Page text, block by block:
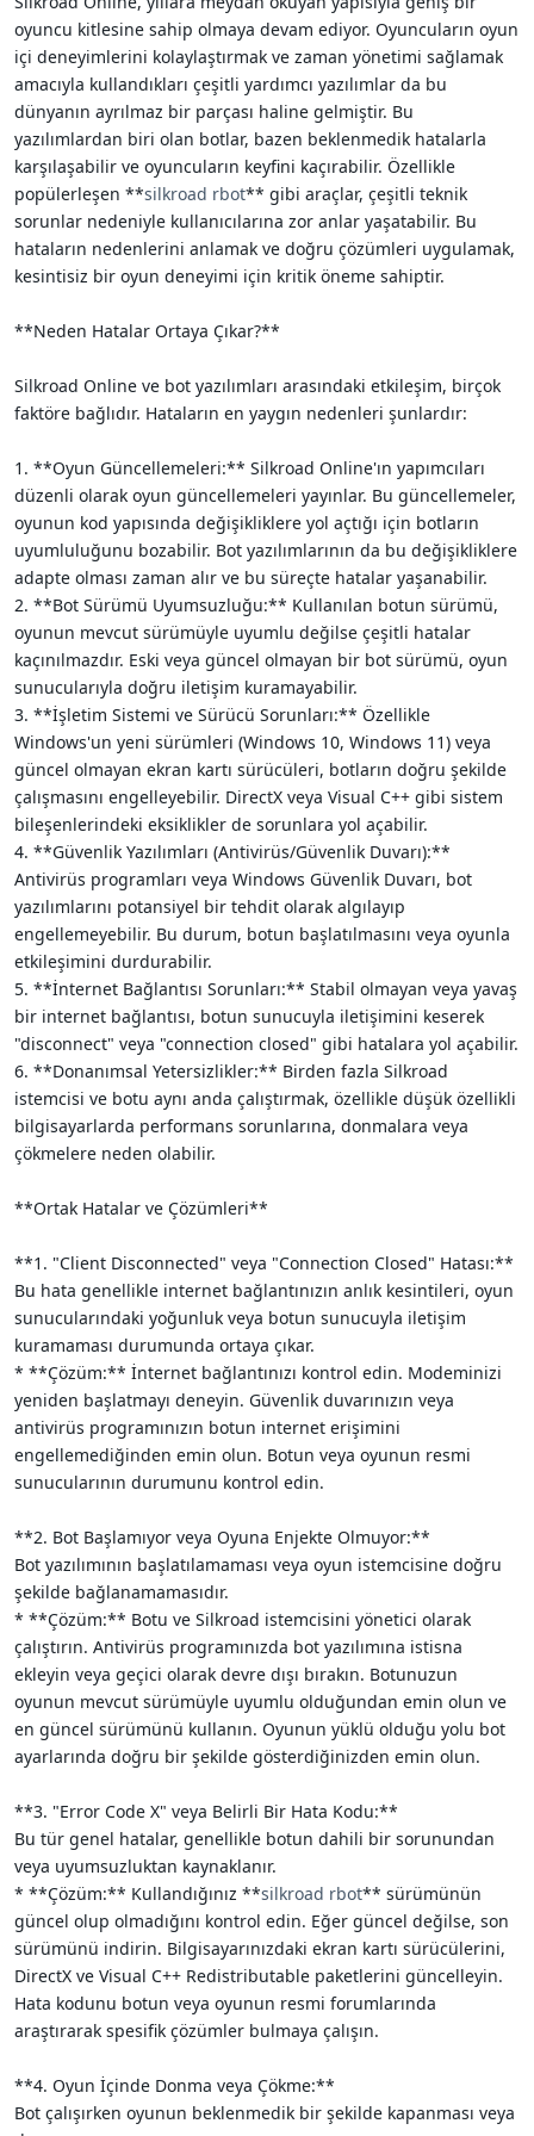
i
oyuncu kitlesine sahip olmaya devam ediyor. Oyuncuların oyun
içi deneyimlerini kolaylaştırmak ve zaman yönetimi sağlamak
amacıyla kullandıkları çeşitli yardımcı yazılımlar da bu
dünyanın ayrılmaz bir parçası haline gelmiştir. Bu
yazılımlardan biri olan botlar, bazen beklenmedik hatalarla
karşılaşabilir ve oyuncuların keyfini kaçırabilir. Özellikle
popülerleşen **silkroad rbot** gibi araçlar, çeşitli teknik
sorunlar nedeniyle kullanıcılarına zor anlar yaşatabilir. Bu
hataların nedenlerini anlamak ve doğru çözümleri uygulamak,
kesintisiz bir oyun deneyimi için kritik öneme sahiptir.
**Neden Hatalar Ortaya Çıkar?**
Silkroad Online ve bot yazılımları arasındaki etkileşim, birçok
faktöre bağlıdır. Hataların en yaygın nedenleri şunlardır:
1. **Oyun Güncellemeleri:** Silkroad Online'ın yapımcıları
düzenli olarak oyun güncellemeleri yayınlar. Bu güncellemeler,
oyunun kod yapısında değişikliklere yol açtığı için botların
uyumluluğunu bozabilir. Bot yazılımlarının da bu değişikliklere
adapte olması zaman alır ve bu süreçte hatalar yaşanabilir.
2. **Bot Sürümü Uyumsuzluğu:** Kullanılan botun sürümü,
oyunun mevcut sürümüyle uyumlu değilse çeşitli hatalar
kaçınılmazdır. Eski veya güncel olmayan bir bot sürümü, oyun
sunucularıyla doğru iletişim kuramayabilir.
3. **İşletim Sistemi ve Sürücü Sorunları:** Özellikle
Windows'un yeni sürümleri (Windows 10, Windows 11) veya
güncel olmayan ekran kartı sürücüleri, botların doğru şekilde
çalışmasını engelleyebilir. DirectX veya Visual C++ gibi sistem
bileşenlerindeki eksiklikler de sorunlara yol açabilir.
4. **Güvenlik Yazılımları (Antivirüs/Güvenlik Duvarı):**
Antivirüs programları veya Windows Güvenlik Duvarı, bot
yazılımlarını potansiyel bir tehdit olarak algılayıp
engellemeyebilir. Bu durum, botun başlatılmasını veya oyunla
etkileşimini durdurabilir.
5. **İnternet Bağlantısı Sorunları:** Stabil olmayan veya yavaş
bir internet bağlantısı, botun sunucuyla iletişimini keserek
"disconnect" veya "connection closed" gibi hatalara yol açabilir.
6. **Donanımsal Yetersizlikler:** Birden fazla Silkroad
istemcisi ve botu aynı anda çalıştırmak, özellikle düşük özellikli
bilgisayarlarda performans sorunlarına, donmalara veya
çökmelere neden olabilir.
**Ortak Hatalar ve Çözümleri**
**1. "Client Disconnected" veya "Connection Closed" Hatası:**
Bu hata genellikle internet bağlantınızın anlık kesintileri, oyun
sunucularındaki yoğunluk veya botun sunucuyla iletişim
kuramaması durumunda ortaya çıkar.
* **Çözüm:** İnternet bağlantınızı kontrol edin. Modeminizi
yeniden başlatmayı deneyin. Güvenlik duvarınızın veya
antivirüs programınızın botun internet erişimini
engellemediğinden emin olun. Botun veya oyunun resmi
sunucularının durumunu kontrol edin.
**2. Bot Başlamıyor veya Oyuna Enjekte Olmuyor:**
Bot yazılımının başlatılamaması veya oyun istemcisine doğru
şekilde bağlanamamasıdır.
* **Çözüm:** Botu ve Silkroad istemcisini yönetici olarak
çalıştırın. Antivirüs programınızda bot yazılımına istisna
ekleyin veya geçici olarak devre dışı bırakın. Botunuzun
oyunun mevcut sürümüyle uyumlu olduğundan emin olun ve
en güncel sürümünü kullanın. Oyunun yüklü olduğu yolu bot
ayarlarında doğru bir şekilde gösterdiğinizden emin olun.
**3. "Error Code X" veya Belirli Bir Hata Kodu:**
Bu tür genel hatalar, genellikle botun dahili bir sorunundan
veya uyumsuzluktan kaynaklanır.
* **Çözüm:** Kullandığınız **silkroad rbot** sürümünün
güncel olup olmadığını kontrol edin. Eğer güncel değilse, son
sürümünü indirin. Bilgisayarınızdaki ekran kartı sürücülerini,
DirectX ve Visual C++ Redistributable paketlerini güncelleyin.
Hata kodunu botun veya oyunun resmi forumlarında
araştırarak spesifik çözümler bulmaya çalışın.
**4. Oyun İçinde Donma veya Çökme:**
Bot çalışırken oyunun beklenmedik bir şekilde kapanması veya